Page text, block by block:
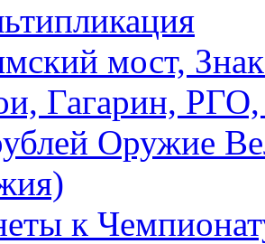
мост,
Гагарин,
Оружие
к